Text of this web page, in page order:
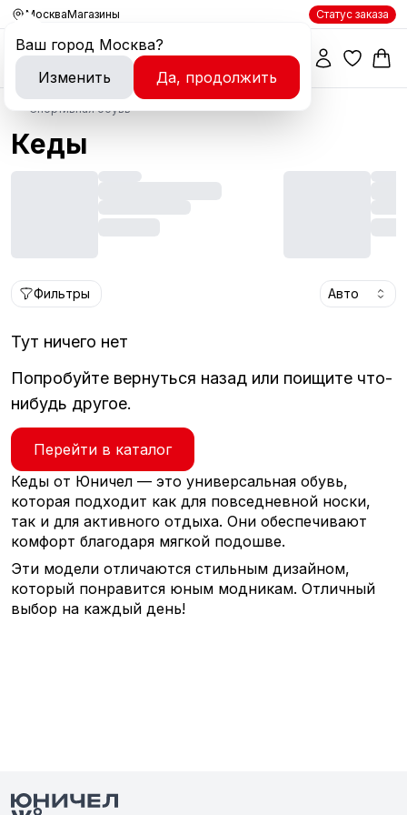
Москва
Ваш город Москва?
Изменить
Да, продолжить
Магазины Статус заказа
Спортивная обувь
Кеды
Фильтры Авто
Тут ничего нет
Попробуйте вернуться назад или поищите что-
нибудь другое.
Перейти в каталог
Кеды от Юничел — это универсальная обувь,
которая подходит как для повседневной носки,
так и для активного отдыха. Они обеспечивают
комфорт благодаря мягкой подошве.
Эти модели отличаются стильным дизайном,
который понравится юным модникам. Отличный
выбор на каждый день!